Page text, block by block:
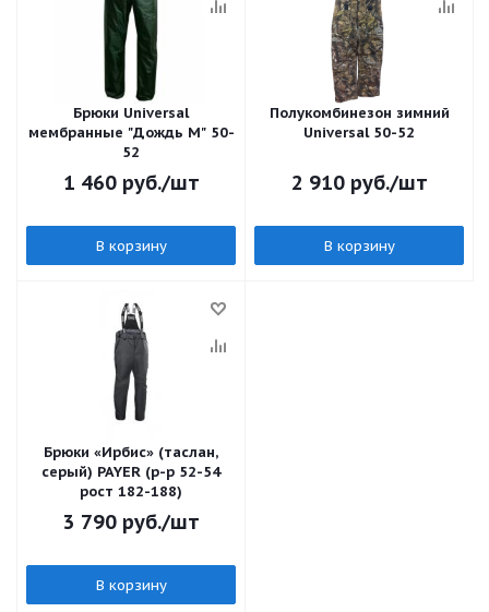
Брюки Universal
мембранные "Дождь М" 50-
52
1 460руб./шт
В корзину
Полукомбинезон зимний
Universal 50-52
2 910руб./шт
В корзину
Брюки «Ирбис» (таслан,
серый) PAYER (р-р 52-54
рост 182-188)
3 790руб./шт
В корзину